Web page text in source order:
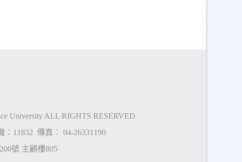
University ALL RIGHTS RESERVED
： 11832 傳真： 04-26331190
200號 主顧樓805